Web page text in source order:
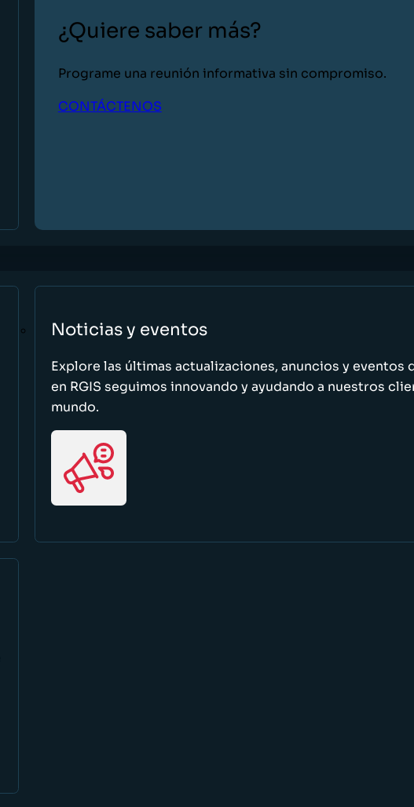
¿Quiere saber más?
Programe una reunión informativa sin compromiso.
CONTÁCTENOS
Noticias y eventos
Explore las últimas actualizaciones, anuncios y eventos
en RGIS seguimos innovando y ayudando a nuestros
mundo.